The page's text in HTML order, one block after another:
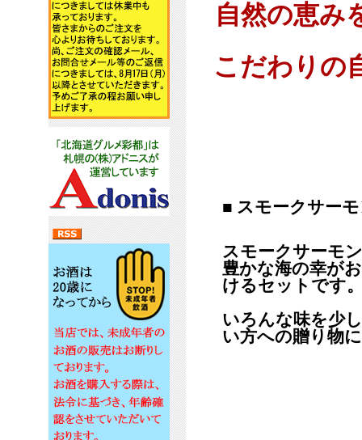
自然の恵み
こだわりの
■ スモークサー
スモークサーモ
豊かな海の幸が
けるセットです
いろんな味を少
い方への贈り物